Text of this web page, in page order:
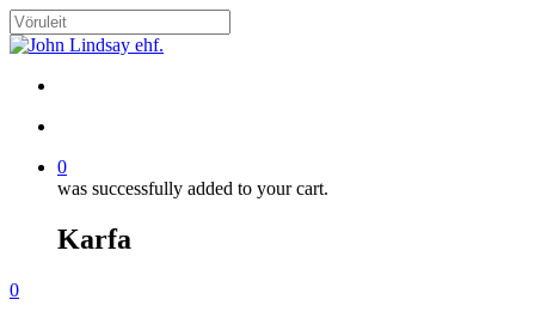
Skip
to
content
Close
0
was successfully added to your cart.
Karfa
Menu
search
account
0